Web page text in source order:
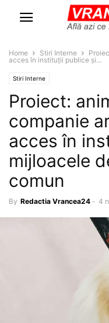
Home Stiri Interne
acces în instituții publice și...
Stiri Interne
Proiect:
companie
acces în
mijloacele
comun
By Redactia Vrancea24 - 4